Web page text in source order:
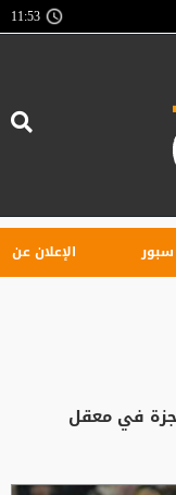
11:53
الإعلان عن
في معقل